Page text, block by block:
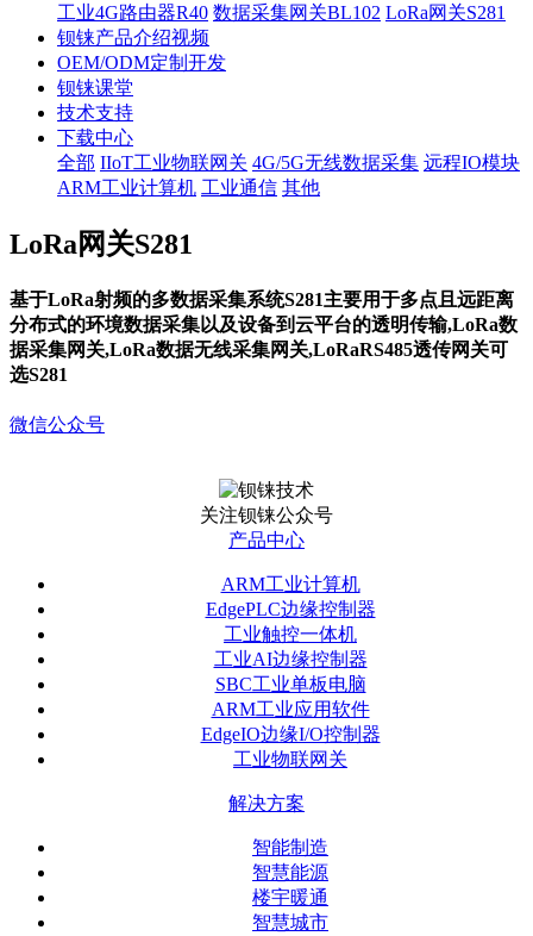
工业4G路由器R40 数据采集网关BL102 LoRa网关S281
钡铼产品介绍视频
OEM/ODM定制开发
钡铼课堂
技术支持
下载中心
全部 IIoT工业物联网关 4G/5G无线数据采集 远程IO模块
ARM工业计算机 工业通信 其他
LoRa网关S281
基于LoRa射频的多数据采集系统S281主要用于多点且远距离
分布式的环境数据采集以及设备到云平台的透明传输,LoRa数
据采集网关,LoRa数据无线采集网关,LoRaRS485透传网关可
选S281
微信公众号
关注钡铼公众号
产品中心
ARM工业计算机
EdgePLC边缘控制器
工业触控一体机
工业AI边缘控制器
SBC工业单板电脑
ARM工业应用软件
EdgeIO边缘I/O控制器
工业物联网关
解决方案
智能制造
智慧能源
楼宇暖通
智慧城市